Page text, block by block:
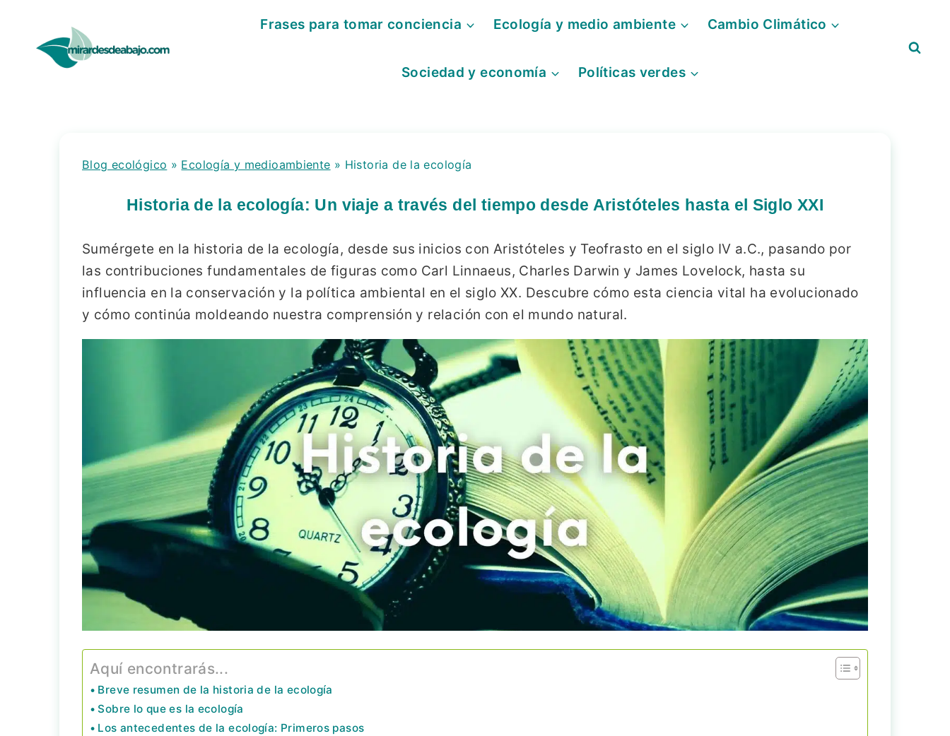
contenido
Frases para tomar conciencia Ecología y medio ambiente Cambio Climático
Sociedad y economía Políticas verdes
Blog ecológico » Ecología y medioambiente » Historia de la ecología
Historia de la ecología: Un viaje a través del tiempo desde Aristóteles hasta el Siglo XXI
Sumérgete en la historia de la ecología, desde sus inicios con Aristóteles y Teofrasto en el siglo IV a.C., pasando por
las contribuciones fundamentales de figuras como Carl Linnaeus, Charles Darwin y James Lovelock, hasta su
influencia en la conservación y la política ambiental en el siglo XX. Descubre cómo esta ciencia vital ha evolucionado
y cómo continúa moldeando nuestra comprensión y relación con el mundo natural.
Aquí encontrarás...
Breve resumen de la historia de la ecología
Sobre lo que es la ecología
Los antecedentes de la ecología: Primeros pasos